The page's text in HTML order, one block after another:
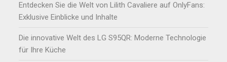
Entdecken Sie die Welt von Lilith Cavaliere auf OnlyFans:
Exklusive Einblicke und Inhalte
Die innovative Welt des LG S95QR: Moderne Technologie
für Ihre Küche